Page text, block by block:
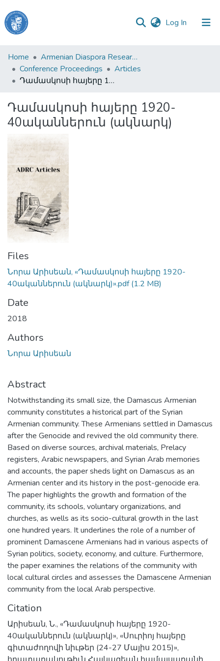
Log In (current)
Haigazian
University
Communities
Collections
All of DSpace
Home
Armenian Diaspora Research Center
Conference Proceedings
Articles
Դամասկոսի հայերը 1920-40ականներուն (ակնարկ)
Դամասկոսի հայերը 1920-
40ականներուն (ակնարկ)
Files
Նորա Արիսեան, «Դամասկոսի հայերը 1920-
40ականներուն (ակնարկ)».pdf(1.2 MB)
Date
2018
Authors
Նորա Արիսեան
Abstract
Notwithstanding its small size, the Damascus Armenian
community constitutes a historical part of the Syrian
Armenian community. These Armenians settled in Damascus
after the Genocide and revived the old community there.
Based on diverse sources, archival materials, Prelacy
registers, Arabic newspapers, and Syrian Arab memories
and accounts, the paper sheds light on Damascus as an
Armenian center and its history in the post-genocide era.
The paper highlights the growth and formation of the
community, its schools, voluntary organizations, and
churches, as wells as its socio-cultural growth in the last
one hundred years. It underlines the role of a number of
prominent Damascene Armenians had in various aspects of
Syrian politics, society, economy, and culture. Furthermore,
the paper examines the relations of the community with
local cultural circles and assesses the Damascene Armenian
community from the local Arab perspective.
Citation
Արիսեան, Ն., «Դամասկոսի հայերը 1920-
40ականներուն (ակնարկ)», «Սուրիոյ հայերը
գիտաժողովի նիւթեր (24-27 Մայիս 2015)»,